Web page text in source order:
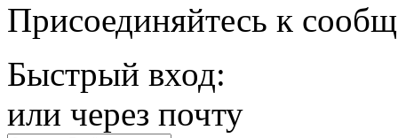
Присоединяйтесь к
Быстрый вход:
или через почту